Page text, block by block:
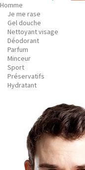
Homme
Je me rase
Gel douche
Nettoyant visage
Déodorant
Parfum
Minceur
Sport
Préservatifs
Hydratant